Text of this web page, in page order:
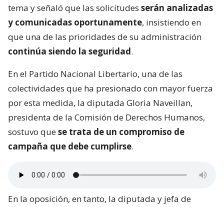
tema y señaló que las solicitudes serán analizadas
y comunicadas oportunamente, insistiendo en
que una de las prioridades de su administración
continúa siendo la seguridad.
En el Partido Nacional Libertario, una de las
colectividades que ha presionado con mayor fuerza
por esta medida, la diputada Gloria Naveillan,
presidenta de la Comisión de Derechos Humanos,
sostuvo quese trata de un compromiso de
campaña que debe cumplirse.
En la oposición, en tanto, la diputada y jefa de